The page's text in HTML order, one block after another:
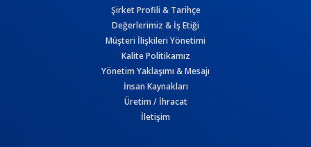
Şirket Profili & Tarihçe
Değerlerimiz & İş Etiği
Müşteri İlişkileri Yönetimi
Kalite Politikamız
Yönetim Yaklaşımı & Mesajı
İnsan Kaynakları
Üretim / İhracat
İletişim